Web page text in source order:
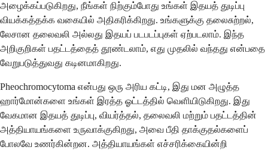
அழைக்கப்படுகிறது, நீங்கள் நிற்கும்போது உங்கள் இதயத் துடிப்பு
வியக்கத்தக்க வகையில் அதிகரிக்கிறது. உங்களுக்கு தலைசுற்றல்,
லேசான தலைவலி அல்லது இதயப் படபடப்புகள் ஏற்படலாம். இந்த
அறிகுறிகள் பதட்டத்தைத் தூண்டலாம், எது முதலில் வந்தது என்பதை
வேறுபடுத்துவது கடினமாகிறது.
Pheochromocytoma என்பது ஒரு அரிய கட்டி, இது மன அழுத்த
ஹார்மோன்களை உங்கள் இரத்த ஓட்டத்தில் வெளியிடுகிறது. இது
வேகமான இதயத் துடிப்பு, வியர்த்தல், தலைவலி மற்றும் பதட்டத்தின்
அத்தியாயங்களை உருவாக்குகிறது, அவை பீதி தாக்குதல்களைப்
போலவே உணர்கின்றன. அத்தியாயங்கள் எச்சரிக்கையின்றி